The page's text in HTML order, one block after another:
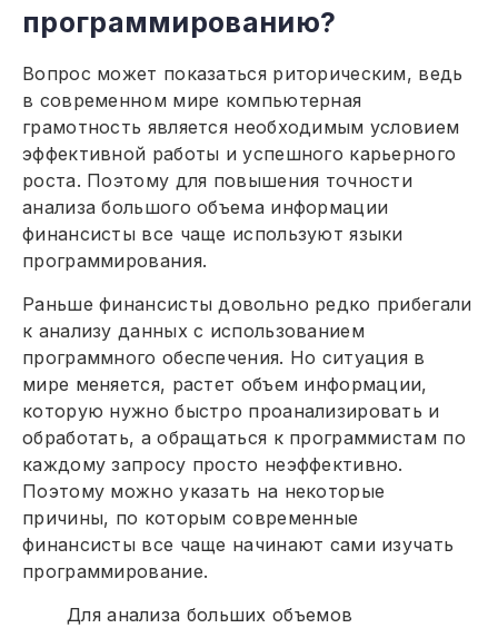
программированию?
Вопрос может показаться риторическим, ведь
в современном мире компьютерная
грамотность является необходимым условием
эффективной работы и успешного карьерного
роста. Поэтому для повышения точности
анализа большого объема информации
финансисты все чаще используют языки
программирования.
Раньше финансисты довольно редко прибегали
к анализу данных с использованием
программного обеспечения. Но ситуация в
мире меняется, растет объем информации,
которую нужно быстро проанализировать и
обработать, а обращаться к программистам по
каждому запросу просто неэффективно.
Поэтому можно указать на некоторые
причины, по которым современные
финансисты все чаще начинают сами изучать
программирование.
Для анализа больших объемов